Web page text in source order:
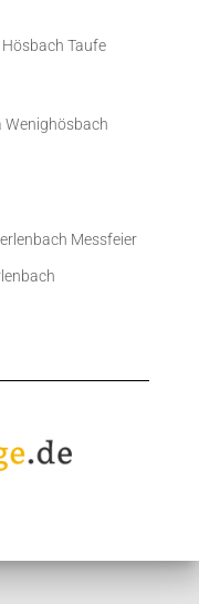
Taufe
Wenighösbach
Messfeier